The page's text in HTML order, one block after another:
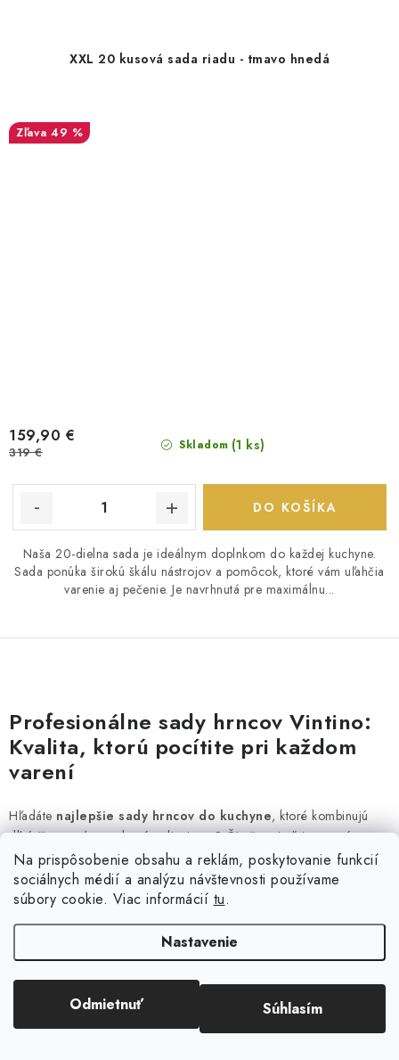
Na prispôsobenie obsahu a reklám, poskytovanie funkcií
sociálnych médií a analýzu návštevnosti používame
súbory cookie. Viac informácií tu.
Nastavenie
Odmietnuť Súhlasím
XXL 20 kusová sada riadu - tmavo hnedá
49 %
Skladom (1 ks)
159,90 €
319 €
DO KOŠÍKA
Naša 20-dielna sada je ideálnym doplnkom do každej kuchyne.
Sada ponúka širokú škálu nástrojov a pomôcok, ktoré vám uľahčia
varenie aj pečenie. Je navrhnutá pre maximálnu...
v
l
á
d
a
c
e
p
r
k
Profesionálne sady hrncov Vintino:
Kvalita, ktorú pocítite pri každom
varení
Hľadáte najlepšie sady hrncov do kuchyne, ktoré kombinujú
dlhú životnosť s moderným dizajnom? Či už zariaďujete novú
domácnosť alebo hľadáte náhradu za starý riad,kuchynské sady
Vintinosú navrhnuté tak, aby sa stali srdcom vašej kuchyne.
Prečo sú sady hrncov Vintino voľbou
číslo jeden?
Univerzálnosť na prvom mieste:
indukciu, plyn, elektriku aj sklokeramiku sú vďaka špeciálne
upravenému dnu vhodné pre každý typ ohrevu.